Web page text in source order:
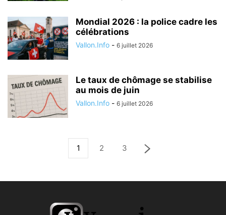
Mondial 2026 : la police cadre les
célébrations
Vallon.Info - 6 juillet 2026
Le taux de chômage se stabilise
au mois de juin
Vallon.Info - 6 juillet 2026
1 2 3